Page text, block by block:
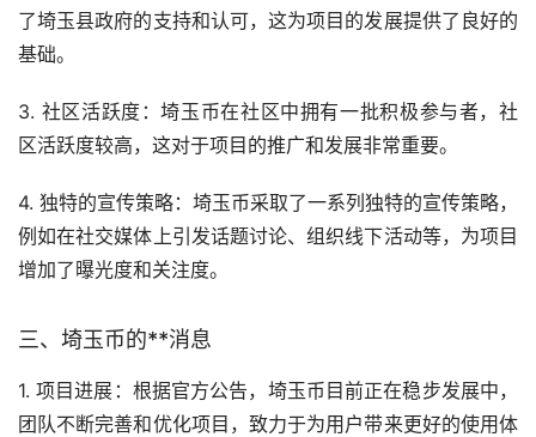
了埼玉县政府的支持和认可，这为项目的发展提供了良好的
基础。
3. 社区活跃度：埼玉币在社区中拥有一批积极参与者，社
区活跃度较高，这对于项目的推广和发展非常重要。
4. 独特的宣传策略：埼玉币采取了一系列独特的宣传策略，
例如在社交媒体上引发话题讨论、组织线下活动等，为项目
增加了曝光度和关注度。
三、埼玉币的**消息
1. 项目进展：根据官方公告，埼玉币目前正在稳步发展中，
团队不断完善和优化项目，致力于为用户带来更好的使用体